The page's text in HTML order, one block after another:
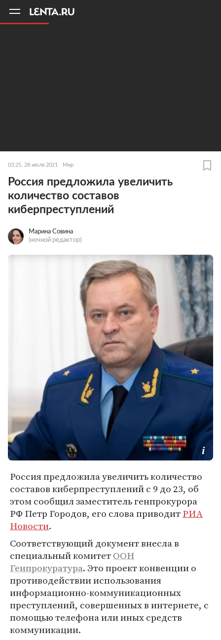
03:25, 28 июля 2021 Мир
Россия предложила увеличить
количество составов
киберпреступлений
Марина Совина
(ночной редактор)
Россия предложила увеличить количество
составов киберпреступлений с 9 до 23, об
этом сообщил заместитель генпрокурора
РФ Петр Городов, его слова приводитРИА
Новости.
Соответствующий документ внесла в
специальный комитетООН
Генпрокуратура. Это проект конвенции о
противодействии использования
информационно-коммуникационных
преступлений, совершенных в интернете, с
помощью телефона или иных средств
коммуникации.